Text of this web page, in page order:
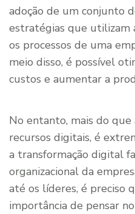
adoção de um conjunto
estratégias que utilizam
os processos de uma
meio disso, é possível
custos e aumentar a
No entanto, mais do
recursos digitais, é
a transformação digital
organizacional da
até os líderes, é preciso
importância de pensar